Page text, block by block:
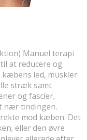
Manuel terapi
at reducere og
led, muskler
stræk samt
og fascier,
nær tindingen.
mod kæben. Det
eller den øvre